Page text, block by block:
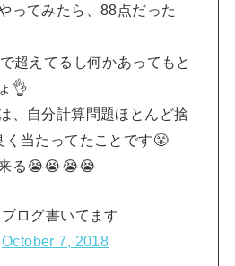
ってみたら、88点だった
超えてるし何かあってもと
👌
、自分計算問題ほとんど捨
く当たってたことです😤
る😭😭😭😭
ログ書いてます
October 7, 2018